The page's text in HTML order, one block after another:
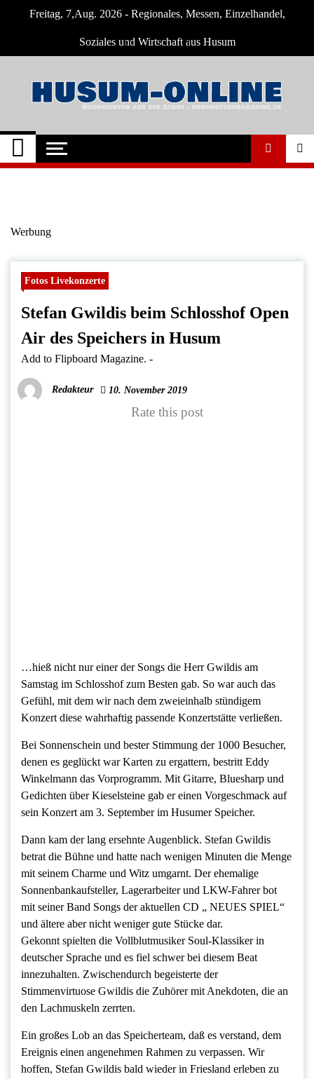
Freitag, 7,Aug. 2026 - Regionales, Messen, Einzelhandel,
Soziales und Wirtschaft aus Husum
Husum-Online
Nachrichten
Nachrichten und Events für Husum und
Umgebung
Werbung
Fotos Livekonzerte
Stefan Gwildis beim Schlosshof Open
Air des Speichers in Husum
Add to Flipboard Magazine. -
Redakteur 10. November 2019
Rate this post
…hieß nicht nur einer der Songs die Herr Gwildis am
Samstag im Schlosshof zum Besten gab. So war auch das
Gefühl, mit dem wir nach dem zweieinhalb stündigem
Konzert diese wahrhaftig passende Konzertstätte verließen.
Bei Sonnenschein und bester Stimmung der 1000 Besucher,
denen es geglückt war Karten zu ergattern, bestritt Eddy
Winkelmann das Vorprogramm. Mit Gitarre, Bluesharp und
Gedichten über Kieselsteine gab er einen Vorgeschmack auf
sein Konzert am 3. September im Husumer Speicher.
Dann kam der lang ersehnte Augenblick. Stefan Gwildis
betrat die Bühne und hatte nach wenigen Minuten die Menge
mit seinem Charme und Witz umgarnt. Der ehemalige
Sonnenbankaufsteller, Lagerarbeiter und LKW-Fahrer bot
mit seiner Band Songs der aktuellen CD „ NEUES SPIEL“
und ältere aber nicht weniger gute Stücke dar.
Gekonnt spielten die Vollblutmusiker Soul-Klassiker in
deutscher Sprache und es fiel schwer bei diesem Beat
innezuhalten. Zwischendurch begeisterte der
Stimmenvirtuose Gwildis die Zuhörer mit Anekdoten, die an
den Lachmuskeln zerrten.
Ein großes Lob an das Speicherteam, daß es verstand, dem
Ereignis einen angenehmen Rahmen zu verpassen. Wir
hoffen, Stefan Gwildis bald wieder in Friesland erleben zu